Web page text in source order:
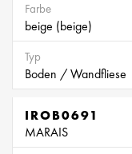
Farbe
beige (beige)
Typ
Boden / Wandfliese
IROB0691
MARAIS